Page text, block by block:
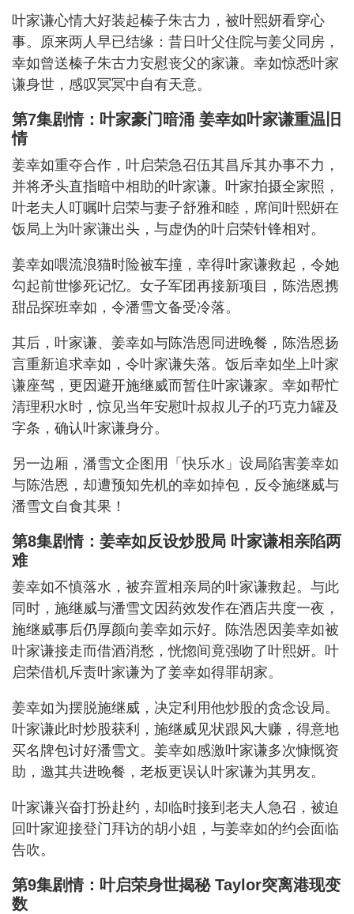
叶家谦心情大好装起榛子朱古力，被叶熙妍看穿心
事。原来两人早已结缘：昔日叶父住院与姜父同房，
幸如曾送榛子朱古力安慰丧父的家谦。幸如惊悉叶家
谦身世，感叹冥冥中自有天意。
第7集剧情：叶家豪门暗涌 姜幸如叶家谦重温旧
情
姜幸如重夺合作，叶启荣急召伍其昌斥其办事不力，
并将矛头直指暗中相助的叶家谦。叶家拍摄全家照，
叶老夫人叮嘱叶启荣与妻子舒雅和睦，席间叶熙妍在
饭局上为叶家谦出头，与虚伪的叶启荣针锋相对。
姜幸如喂流浪猫时险被车撞，幸得叶家谦救起，令她
勾起前世惨死记忆。女子军团再接新项目，陈浩恩携
甜品探班幸如，令潘雪文备受冷落。
其后，叶家谦、姜幸如与陈浩恩同进晚餐，陈浩恩扬
言重新追求幸如，令叶家谦失落。饭后幸如坐上叶家
谦座驾，更因避开施继威而暂住叶家谦家。幸如帮忙
清理积水时，惊见当年安慰叶叔叔儿子的巧克力罐及
字条，确认叶家谦身分。
另一边厢，潘雪文企图用「快乐水」设局陷害姜幸如
与陈浩恩，却遭预知先机的幸如掉包，反令施继威与
潘雪文自食其果！
第8集剧情：姜幸如反设炒股局 叶家谦相亲陷两
难
姜幸如不慎落水，被弃置相亲局的叶家谦救起。与此
同时，施继威与潘雪文因药效发作在酒店共度一夜，
施继威事后仍厚颜向姜幸如示好。陈浩恩因姜幸如被
叶家谦接走而借酒消愁，恍惚间竟强吻了叶熙妍。叶
启荣借机斥责叶家谦为了姜幸如得罪胡家。
姜幸如为摆脱施继威，决定利用他炒股的贪念设局。
叶家谦此时炒股获利，施继威见状跟风大赚，得意地
买名牌包讨好潘雪文。姜幸如感激叶家谦多次慷慨资
助，邀其共进晚餐，老板更误认叶家谦为其男友。
叶家谦兴奋打扮赴约，却临时接到老夫人急召，被迫
回叶家迎接登门拜访的胡小姐，与姜幸如的约会面临
告吹。
第9集剧情：叶启荣身世揭秘 Taylor突离港现变
数